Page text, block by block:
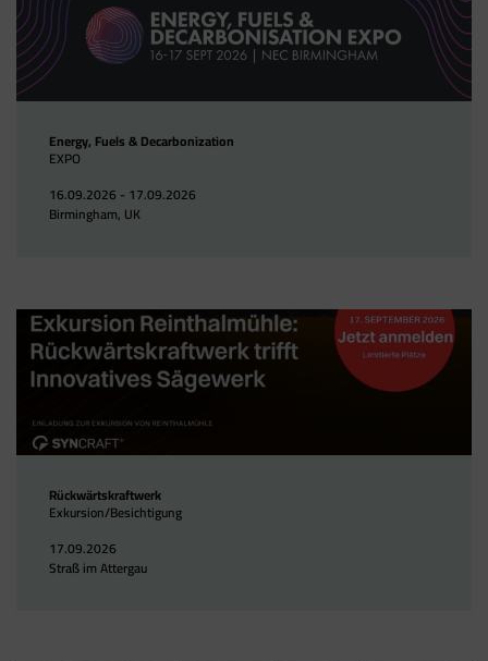
Energy, Fuels & Decarbonization
EXPO
16.09.2026 - 17.09.2026
Birmingham, UK
Rückwärtskraftwerk
Exkursion/Besichtigung
17.09.2026
Straß im Attergau